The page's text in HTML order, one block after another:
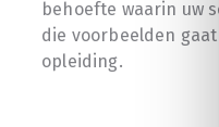
behoefte waarin uw
die voorbeelden
opleiding.